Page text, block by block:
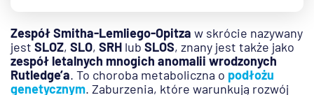
Zespół Smitha-Lemliego-Opitza w skrócie nazywany
jest SLOZ, SLO, SRH lub SLOS, znany jest także jako
zespół letalnych mnogich anomalii wrodzonych
Rutledge’a. To choroba metaboliczna o podłożu
genetycznym. Zaburzenia, które warunkują rozwój